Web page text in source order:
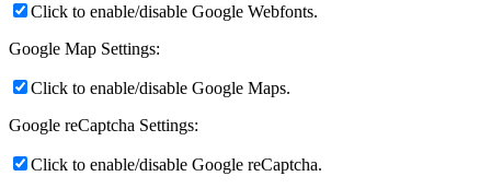
Click to enable/disable Google Webfonts.
Google Map Settings:
Click to enable/disable Google Maps.
Google reCaptcha Settings:
Click to enable/disable Google reCaptcha.